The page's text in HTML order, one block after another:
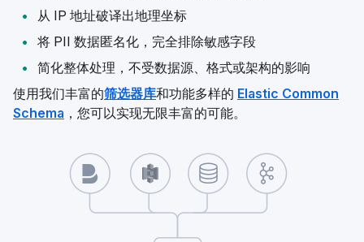
从 IP 地址破译出地理坐标
将 PII 数据匿名化，完全排除敏感字段
简化整体处理，不受数据源、格式或架构的影响
使用我们丰富的筛选器库和功能多样的 Elastic Common
Schema ，您可以实现无限丰富的可能。